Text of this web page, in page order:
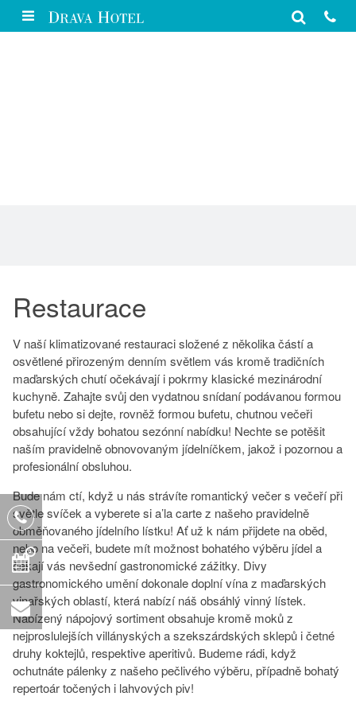
Restaurace
V naší klimatizované restauraci složené z několika částí a
osvětlené přirozeným denním světlem vás kromě tradičních
maďarských chutí očekávají i pokrmy klasické mezinárodní
kuchyně. Zahajte svůj den vydatnou snídaní podávanou formou
bufetu nebo si dejte, rovněž formou bufetu, chutnou večeři
obsahující vždy bohatou sezónní nabídku! Nechte se potěšit
naším pravidelně obnovovaným jídelníčkem, jakož i pozornou a
profesionální obsluhou.
Bude nám ctí, když u nás strávíte romantický večer s večeří při
světle svíček a vyberete si a’la carte z našeho pravidelně
obměňovaného jídelního lístku! Ať už k nám přijdete na oběd,
nebo na večeři, budete mít možnost bohatého výběru jídel a
čekají vás nevšední gastronomické zážitky. Divy
gastronomického umění dokonale doplní vína z maďarských
vinařských oblastí, která nabízí náš obsáhlý vinný lístek.
Nabízený nápojový sortiment obsahuje kromě moků z
nejproslulejších villányských a szekszárdských sklepů i četné
druhy koktejlů, respektive aperitivů. Budeme rádi, když
ochutnáte pálenky z našeho pečlivého výběru, případně bohatý
repertoár točených i lahvových piv!